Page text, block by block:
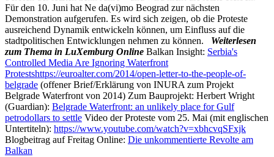
Für den 10. Juni hat Ne da(vi)mo Beograd zur nächsten
Demonstration aufgerufen. Es wird sich zeigen, ob die Proteste
ausreichend Dynamik entwickeln können, um Einfluss auf die
stadtpolitischen Entwicklungen nehmen zu können. Weiterlesen
zum Thema in LuXemburg Online Balkan Insight: Serbia's
Controlled Media Are Ignoring Waterfront
Protestshttps://euroalter.com/2014/open-letter-to-the-people-of-
belgrade (offener Brief/Erklärung von INURA zum Projekt
Belgrade Waterfront von 2014) Zum Bauprojekt: Herbert Wright
(Guardian): Belgrade Waterfront: an unlikely place for Gulf
petrodollars to settle Video der Proteste vom 25. Mai (mit englischen
Untertiteln): https://www.youtube.com/watch?v=xbhcvqSFxjk
Blogbeitrag auf Freitag Online: Die unkommentierte Revolte am
Balkan